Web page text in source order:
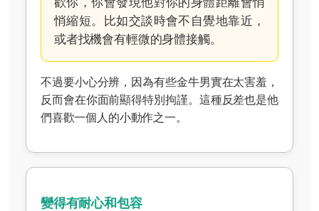
悄縮短。比如交談時會不自覺地靠近，
或者找機會有輕微的身體接觸。
不過要小心分辨，因為有些金牛男實在太害羞，
反而會在你面前顯得特別拘謹。這種反差也是他
們喜歡一個人的小動作之一。
變得有耐心和包容